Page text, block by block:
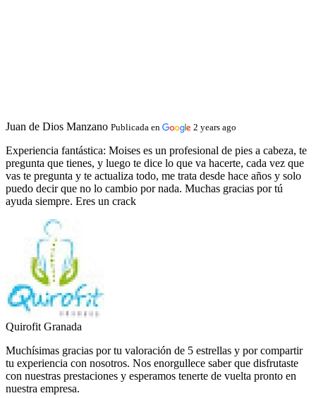
Juan de Dios Manzano Publicada en 2 years ago
Experiencia fantástica: Moises es un profesional de pies a cabeza, te
pregunta que tienes, y luego te dice lo que va hacerte, cada vez que
vas te pregunta y te actualiza todo, me trata desde hace años y solo
puedo decir que no lo cambio por nada. Muchas gracias por tú
ayuda siempre. Eres un crack
Quirofit Granada
Muchísimas gracias por tu valoración de 5 estrellas y por compartir
tu experiencia con nosotros. Nos enorgullece saber que disfrutaste
con nuestras prestaciones y esperamos tenerte de vuelta pronto en
nuestra empresa.